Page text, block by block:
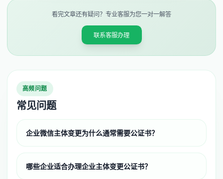
看完文章还有疑问？专业客服为您一对一解答
联系客服办理
高频问题
常见问题
企业微信主体变更为什么通常需要公证书？
哪些企业适合办理企业主体变更公证书？